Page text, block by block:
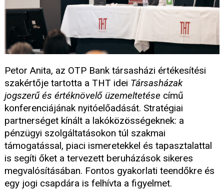
Petor Anita, az OTP Bank társasházi értékesítési
szakértője tartotta a THT idei Társasházak
jogszerű és értéknövelő üzemeltetése című
konferenciájának nyitóelőadását. Stratégiai
partnerséget kínált a lakóközösségeknek: a
pénzügyi szolgáltatásokon túl szakmai
támogatással, piaci ismeretekkel és tapasztalattal
is segíti őket a tervezett beruházások sikeres
megvalósításában. Fontos gyakorlati teendőkre és
egy jogi csapdára is felhívta a figyelmet.